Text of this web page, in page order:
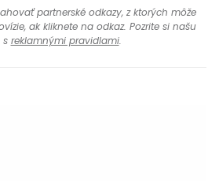
partnerské odkazy, z ktorých môže
ak kliknete na odkaz. Pozrite si našu
s reklamnými pravidlami.